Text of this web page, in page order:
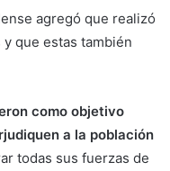
agregó que realizó
que estas también
como objetivo
a la población
todas sus fuerzas de